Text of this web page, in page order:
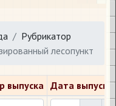
Рубрикатор
лесопункт
выпуска Дата выпуска